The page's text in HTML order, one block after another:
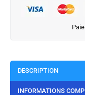
DESCRIPTION
INFORMATIONS